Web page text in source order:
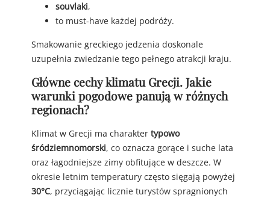
souvlaki,
to must-have każdej podróży.
Smakowanie greckiego jedzenia doskonale
uzupełnia zwiedzanie tego pełnego atrakcji kraju.
Główne cechy klimatu Grecji. Jakie
warunki pogodowe panują w różnych
regionach?
Klimat w Grecji ma charakter typowo
śródziemnomorski, co oznacza gorące i suche lata
oraz łagodniejsze zimy obfitujące w deszcze. W
okresie letnim temperatury często sięgają powyżej
30°C, przyciągając licznie turystów spragnionych